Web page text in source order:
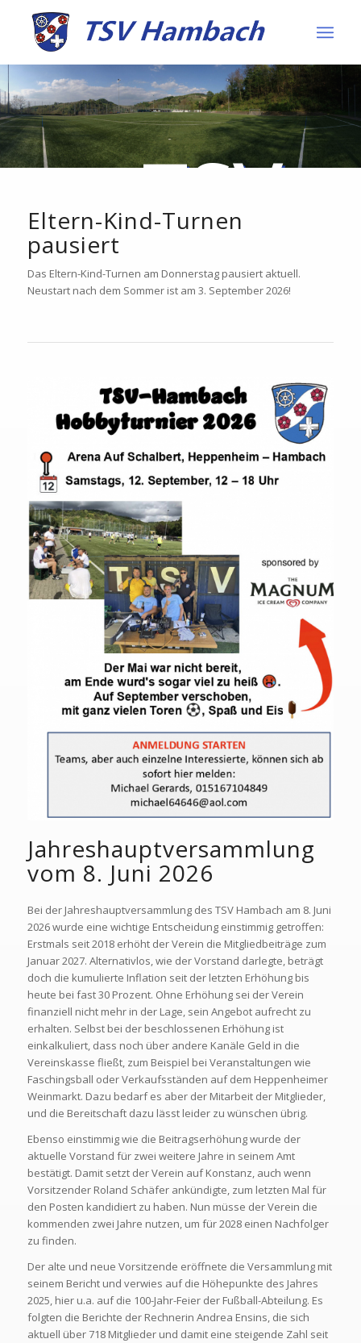
TSV
1899 e.V.
Eltern-Kind-Turnen
pausiert
Das Eltern-Kind-Turnen am Donnerstag pausiert aktuell.
Neustart nach dem Sommer ist am 3. September 2026!
Jahreshauptversammlung
vom 8. Juni 2026
Bei der Jahreshauptversammlung des TSV Hambach am 8. Juni
2026 wurde eine wichtige Entscheidung einstimmig getroffen:
Erstmals seit 2018 erhöht der Verein die Mitgliedbeiträge zum
Januar 2027. Alternativlos, wie der Vorstand darlegte, beträgt
doch die kumulierte Inflation seit der letzten Erhöhung bis
heute bei fast 30 Prozent. Ohne Erhöhung sei der Verein
finanziell nicht mehr in der Lage, sein Angebot aufrecht zu
erhalten. Selbst bei der beschlossenen Erhöhung ist
einkalkuliert, dass noch über andere Kanäle Geld in die
Vereinskasse fließt, zum Beispiel bei Veranstaltungen wie
Faschingsball oder Verkaufsständen auf dem Heppenheimer
Weinmarkt. Dazu bedarf es aber der Mitarbeit der Mitglieder,
und die Bereitschaft dazu lässt leider zu wünschen übrig.
Ebenso einstimmig wie die Beitragserhöhung wurde der
aktuelle Vorstand für zwei weitere Jahre in seinem Amt
bestätigt. Damit setzt der Verein auf Konstanz, auch wenn
Vorsitzender Roland Schäfer ankündigte, zum letzten Mal für
den Posten kandidiert zu haben. Nun müsse der Verein die
kommenden zwei Jahre nutzen, um für 2028 einen Nachfolger
zu finden.
Der alte und neue Vorsitzende eröffnete die Versammlung mit
seinem Bericht und verwies auf die Höhepunkte des Jahres
2025, hier u.a. auf die 100-Jahr-Feier der Fußball-Abteilung. Es
folgten die Berichte der Rechnerin Andrea Ensins, die sich
aktuell über 718 Mitglieder und damit eine steigende Zahl seit